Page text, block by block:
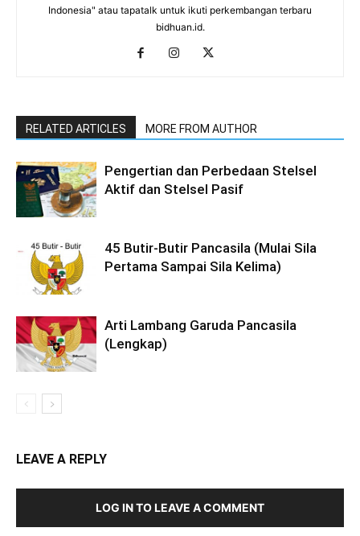
Indonesia" atau tapatalk untuk ikuti perkembangan terbaru
bidhuan.id.
RELATED ARTICLES MORE FROM AUTHOR
Pengertian dan Perbedaan Stelsel
Aktif dan Stelsel Pasif
45 Butir-Butir Pancasila (Mulai Sila
Pertama Sampai Sila Kelima)
Arti Lambang Garuda Pancasila
(Lengkap)
LEAVE A REPLY
LOG IN TO LEAVE A COMMENT